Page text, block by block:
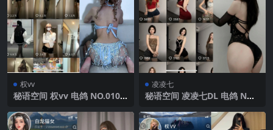
权vv
秘语空间 权vv 电鸽 NO.010
整版
凌凌七
秘语空间 凌凌七DL 电鸽 NO.
完整版